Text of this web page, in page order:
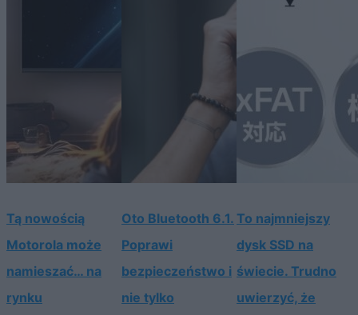
Tą nowością
Motorola może
namieszać… na
rynku
Oto Bluetooth 6.1.
Poprawi
bezpieczeństwo i
nie tylko
To najmniejszy
dysk SSD na
świecie. Trudno
uwierzyć, że